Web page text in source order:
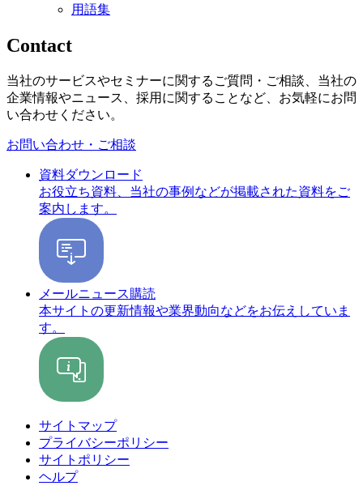
用語集
Contact
当社のサービスやセミナーに関するご質問・ご相談、当社の
企業情報やニュース、採用に関することなど、お気軽にお問
い合わせください。
お問い合わせ・ご相談
資料ダウンロード
お役立ち資料、当社の事例などが掲載された資料をご
案内します。
メールニュース購読
本サイトの更新情報や業界動向などをお伝えしていま
す。
サイトマップ
プライバシーポリシー
サイトポリシー
ヘルプ